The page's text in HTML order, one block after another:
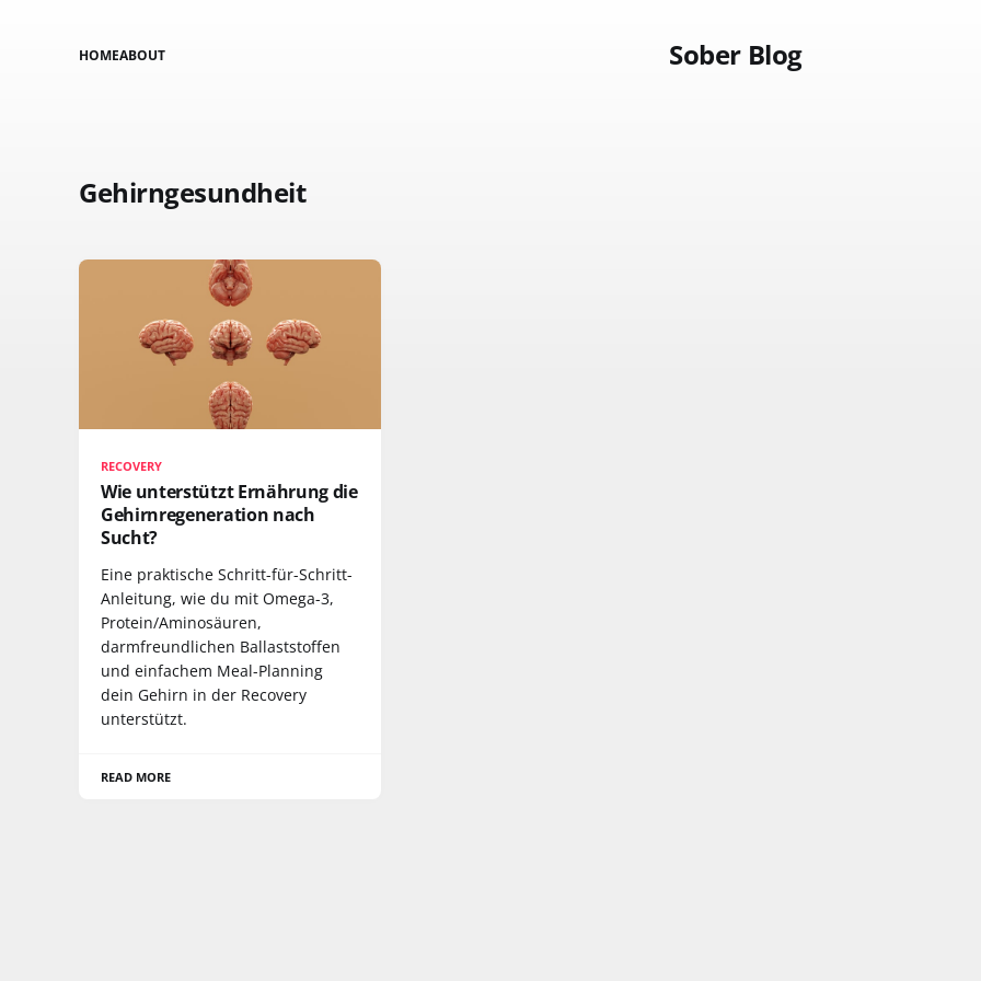
Sober Blog
HOMEABOUT
Gehirngesundheit
RECOVERY
Wie unterstützt Ernährung die
Gehirnregeneration nach
Sucht?
Eine praktische Schritt-für-Schritt-
Anleitung, wie du mit Omega-3,
Protein/Aminosäuren,
darmfreundlichen Ballaststoffen
und einfachem Meal-Planning
dein Gehirn in der Recovery
unterstützt.
READ MORE